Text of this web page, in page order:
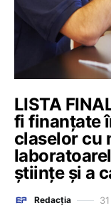
LISTA
fi finanțate
claselor cu
științe și a
Redacția